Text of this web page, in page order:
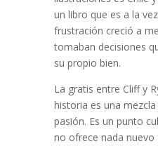
un libro que es a la
frustración creció a
tomaban decisiones
su propio bien.
La gratis entre Cliff y
historia es una
pasión. Es un punto
no ofrece nada nuevo